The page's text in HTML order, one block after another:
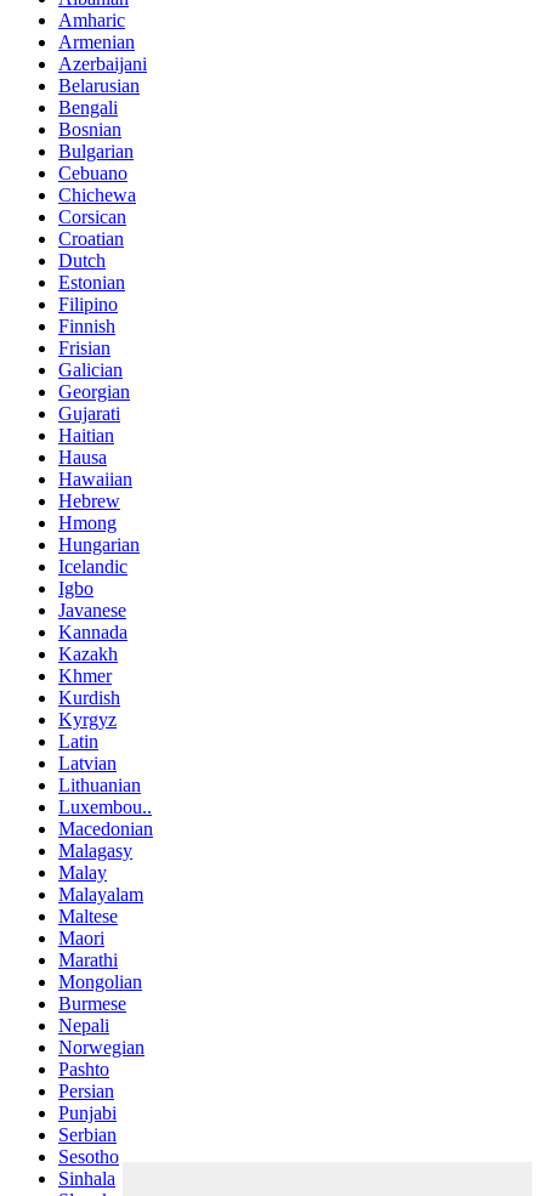
Amharic
Armenian
Azerbaijani
Belarusian
Bengali
Bosnian
Bulgarian
Cebuano
Chichewa
Corsican
Croatian
Dutch
Estonian
Filipino
Finnish
Frisian
Galician
Georgian
Gujarati
Haitian
Hausa
Hawaiian
Hebrew
Hmong
Hungarian
Icelandic
Igbo
Javanese
Kannada
Kazakh
Khmer
Kurdish
Kyrgyz
Latin
Latvian
Lithuanian
Luxembou..
Macedonian
Malagasy
Malay
Malayalam
Maltese
Maori
Marathi
Mongolian
Burmese
Nepali
Norwegian
Pashto
Persian
Punjabi
Serbian
Sesotho
Sinhala